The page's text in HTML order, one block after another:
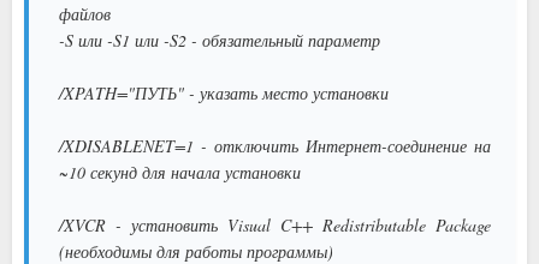
файлов
-S или -S1 или -S2 - обязательный параметр
/XPATH="ПУТЬ" - указать место установки
/XDISABLENET=1 - отключить Интернет-соединение на
~10 секунд для начала установки
/XVCR - установить Visual C++ Redistributable Package
(необходимы для работы программы)